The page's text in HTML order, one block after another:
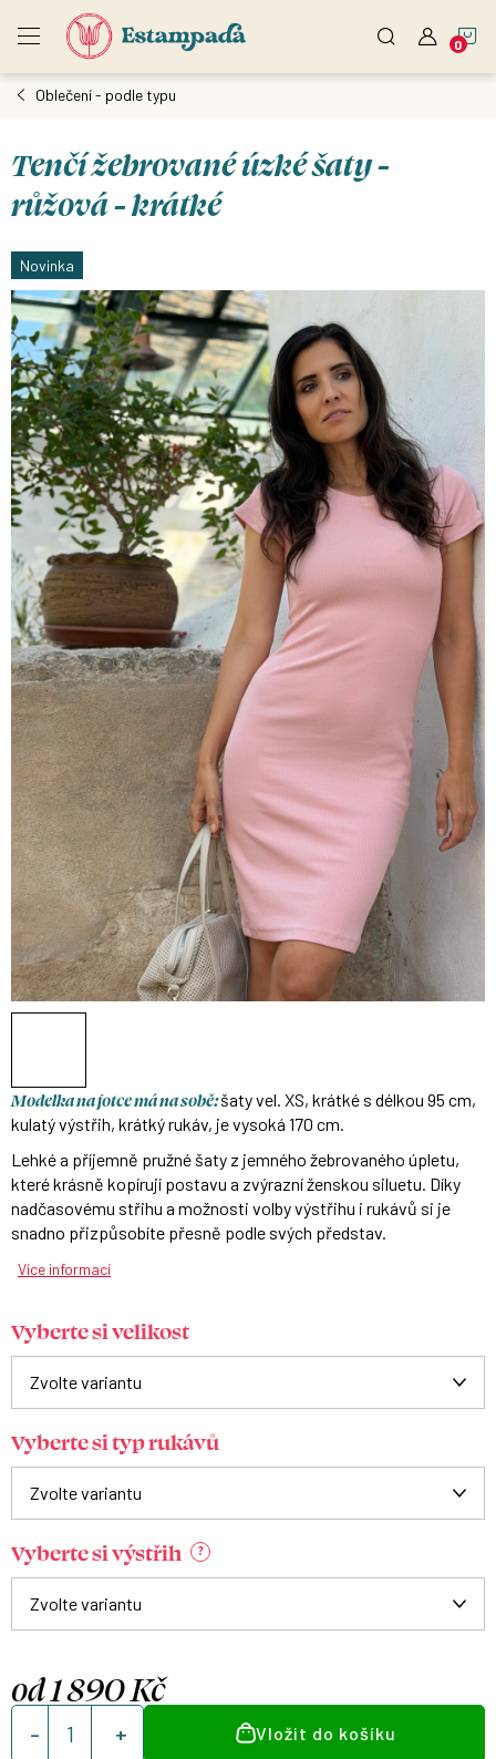
Oblečení - podle typu
Tenčí žebrované úzké šaty -
růžová - krátké
Novinka
Modelka na fotce má na sobě:šaty vel. XS, krátké s délkou 95 cm,
kulatý výstřih, krátký rukáv, je vysoká 170 cm.
Lehké a příjemně pružné šaty z jemného žebrovaného úpletu,
které krásně kopírují postavu a zvýrazní ženskou siluetu. Díky
nadčasovému střihu a možnosti volby výstřihu i rukávů si je
snadno přizpůsobíte přesně podle svých představ.
Více informací
Vyberte si velikost
Vyberte si typ rukávů
Vyberte si výstřih ?
od1 890 Kč
Měrná
cena:
Vložit do košíku